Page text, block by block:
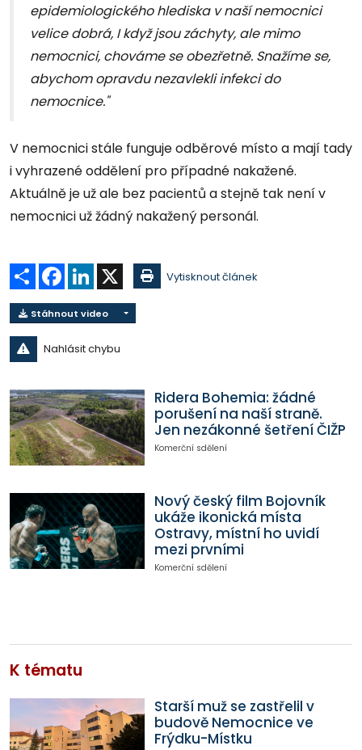
epidemiologického hlediska v naší nemocnici
velice dobrá, I když jsou záchyty, ale mimo
nemocnici, chováme se obezřetně. Snažíme se,
abychom opravdu nezavlekli infekci do
nemocnice."
V nemocnici stále funguje odběrové místo a mají tady
i vyhrazené oddělení pro případné nakažené.
Aktuálně je už ale bez pacientů a stejně tak není v
nemocnici už žádný nakažený personál.
Sdílet Facebook
LinkedIn Vytisknout článek
Stáhnout video
Nahlásit chybu
Ridera Bohemia: žádné
porušení na naší straně.
Jen nezákonné šetření ČIŽP
Komerční sdělení
Nový český film Bojovník
ukáže ikonická místa
Ostravy, místní ho uvidí
mezi prvními
Komerční sdělení
K tématu
Starší muž se zastřelil v
budově Nemocnice ve
Frýdku-Místku